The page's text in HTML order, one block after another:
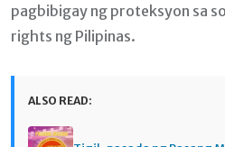
pagbibigay ng proteksyon sa
rights ng Pilipinas.
ALSO READ: